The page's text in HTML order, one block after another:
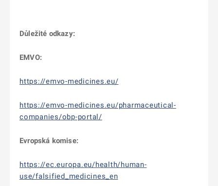
Důležité odkazy:
EMVO:
https://emvo-medicines.eu/
https://emvo-medicines.eu/pharmaceutical-
companies/obp-portal/
Evropská komise:
https://ec.europa.eu/health/human-
use/falsified_medicines_en